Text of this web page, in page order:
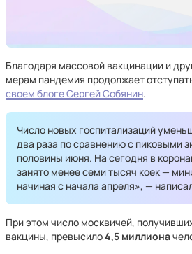
Благодаря массовой вакцинации и
мерам пандемия продолжает
своем блоге Сергей Собянин.
Число новых госпитализаций
два раза по сравнению с пиковыми
половины июня. На сегодня в
занято менее семи тысяч коек —
начиная с начала апреля», —
При этом число москвичей,
вакцины, превысило4,5 миллиона